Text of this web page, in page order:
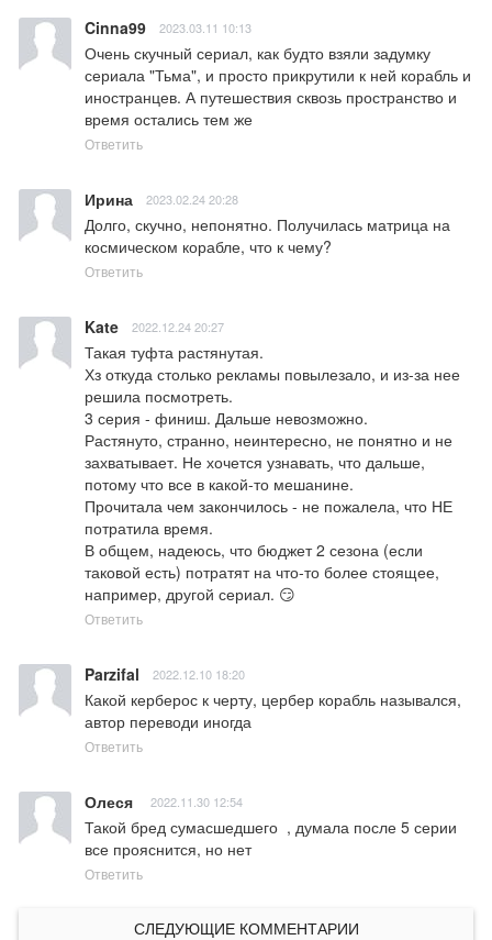
Cinna99 2023.03.11 10:13
Очень скучный сериал, как будто взяли задумку
сериала "Тьма", и просто прикрутили к ней корабль и
иностранцев. А путешествия сквозь пространство и
время остались тем же
Ответить
Ирина 2023.02.24 20:28
Долго, скучно, непонятно. Получилась матрица на
космическом корабле, что к чему?
Ответить
Kate 2022.12.24 20:27
Такая туфта растянутая.
Хз откуда столько рекламы повылезало, и из-за нее
решила посмотреть.
3 серия - финиш. Дальше невозможно.
Растянуто, странно, неинтересно, не понятно и не
захватывает. Не хочется узнавать, что дальше,
потому что все в какой-то мешанине.
Прочитала чем закончилось - не пожалела, что НЕ
потратила время.
В общем, надеюсь, что бюджет 2 сезона (если
таковой есть) потратят на что-то более стоящее,
например, другой сериал. 😏
Ответить
Parzifal 2022.12.10 18:20
Какой керберос к черту, цербер корабль назывался,
автор переводи иногда
Ответить
Олеся 2022.11.30 12:54
Такой бред сумасшедшего  , думала после 5 серии
все прояснится, но нет
Ответить
СЛЕДУЮЩИЕ КОММЕНТАРИИ